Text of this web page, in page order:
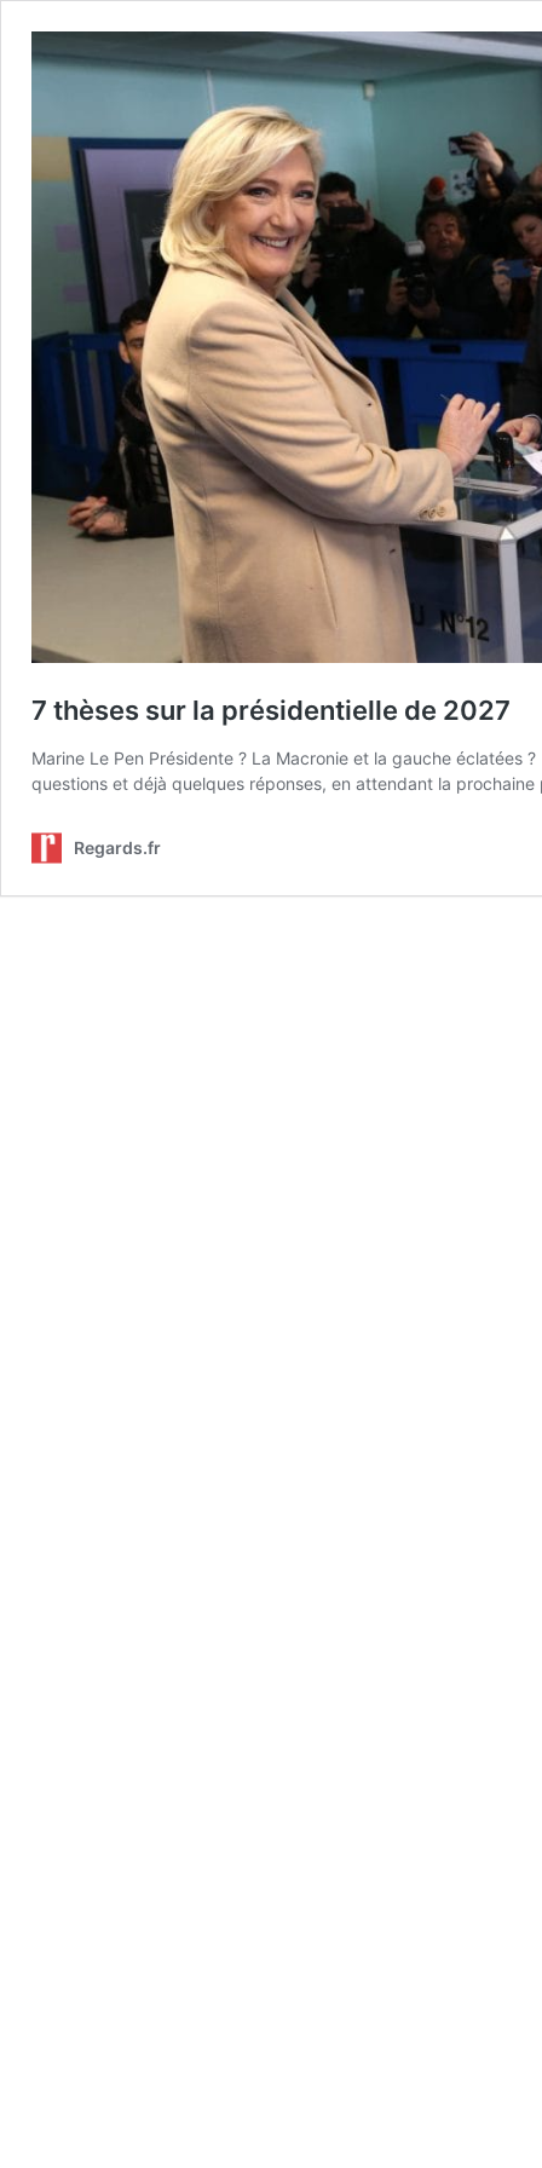
7 thèses sur la présidentielle de 2027
Marine Le Pen Présidente ? La Macronie et la gauche éclatées
questions et déjà quelques réponses, en attendant la prochaine
Regards.fr